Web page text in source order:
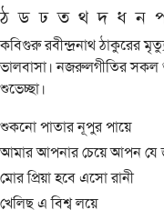
ঠ ড ঢ ত থ দ ধ ন
কবিগুরু রবীন্দ্রনাথ ঠাকুরের
ভালবাসা। নজরুলগীতির সকল
শুভেচ্ছা।
শুকনো পাতার নূপুর পায়ে
আমার আপনার চেয়ে আপন যে
মোর প্রিয়া হবে এসো রানী
খেলিছ এ বিশ্ব লয়ে